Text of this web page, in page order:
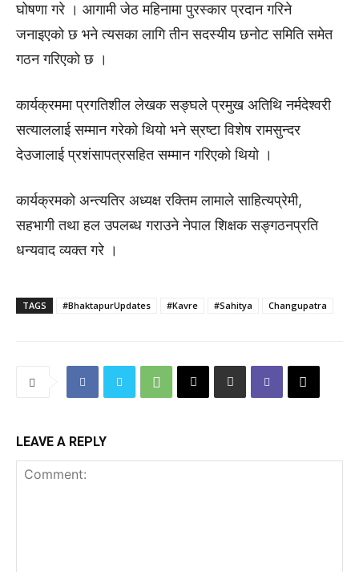
घोषणा गरे । आगामी जेठ महिनामा पुरस्कार प्रदान गरिने
जनाइएको छ भने त्यसका लागि तीन सदस्यीय छनोट समिति समेत
गठन गरिएको छ ।
कार्यक्रममा प्रगतिशील लेखक सङ्घले प्रमुख अतिथि नर्मदेश्वरी
सत्याललाई सम्मान गरेको थियो भने स्रष्टा विशेष रामसुन्दर
देउजालाई प्रशंसापत्रसहित सम्मान गरिएको थियो ।
कार्यक्रमको अन्त्यतिर अध्यक्ष रक्तिम लामाले साहित्यप्रेमी,
सहभागी तथा हल उपलब्ध गराउने नेपाल शिक्षक सङ्गठनप्रति
धन्यवाद व्यक्त गरे ।
TAGS #BhaktapurUpdates #Kavre #Sahitya Changupatra
LEAVE A REPLY